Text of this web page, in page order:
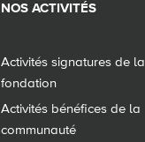
NOS ACTIVITÉS
Activités signatures de la
fondation
Activités bénéfices de la
communauté